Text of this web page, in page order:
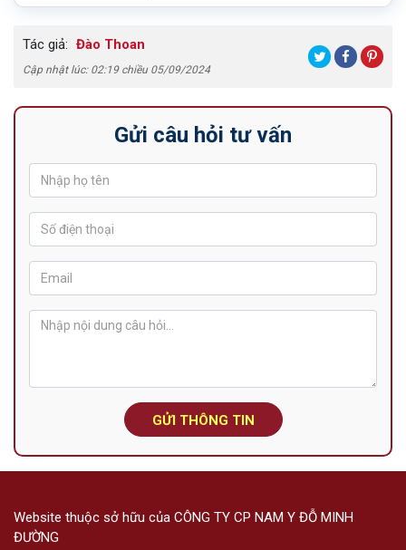
Tác giả: Đào Thoan
Cập nhật lúc: 02:19 chiều 05/09/2024
Gửi câu hỏi tư vấn
GỬI THÔNG TIN
Website thuộc sở hữu của CÔNG TY CP NAM Y ĐỖ MINH
ĐƯỜNG